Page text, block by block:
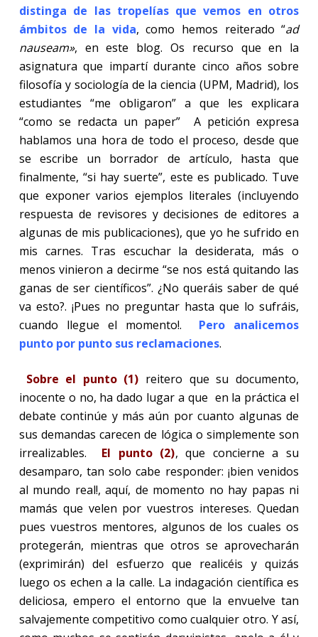
distinga de las tropelías que vemos en otros
ámbitos de la vida, como hemos reiterado “ad
nauseam», en este blog. Os recurso que en la
asignatura que impartí durante cinco años sobre
filosofía y sociología de la ciencia (UPM, Madrid), los
estudiantes “me obligaron” a que les explicara
“como se redacta un paper”
A petición expresa
hablamos una hora de todo el proceso, desde que
se escribe un borrador de artículo, hasta que
finalmente, “si hay suerte”, este es publicado. Tuve
que exponer varios ejemplos literales (incluyendo
respuesta de revisores y decisiones de editores a
algunas de mis publicaciones), que yo he sufrido en
mis carnes. Tras escuchar la desiderata, más o
menos vinieron a decirme “se nos está quitando las
ganas de ser científicos”. ¿No queráis saber de qué
va esto?. ¡Pues no preguntar hasta que lo sufráis,
cuando llegue el momento!.
Pero analicemos
punto por punto sus reclamaciones.
Sobre el punto (1) reitero que su documento,
inocente o no, ha dado lugar a que en la práctica el
debate continúe y más aún por cuanto algunas de
sus demandas carecen de lógica o simplemente son
irrealizables.
El punto (2), que concierne a su
desamparo, tan solo cabe responder: ¡bien venidos
al mundo real!, aquí, de momento no hay papas ni
mamás que velen por vuestros intereses. Quedan
pues vuestros mentores, algunos de los cuales os
protegerán, mientras que otros se aprovecharán
(exprimirán) del esfuerzo que realicéis y quizás
luego os echen a la calle. La indagación científica es
deliciosa, empero el entorno que la envuelve tan
salvajemente competitivo como cualquier otro. Y así,